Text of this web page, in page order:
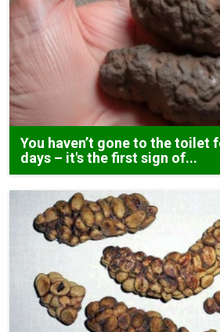
You haven’t gone to the toilet
days – it's the first sign of...